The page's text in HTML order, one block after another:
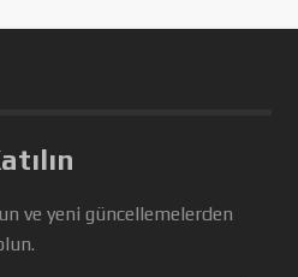
ve yeni güncellemelerden